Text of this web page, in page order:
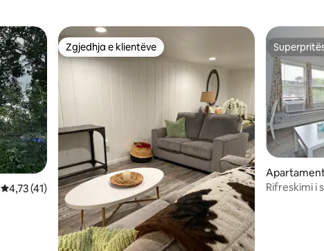
Vlerësimi mesatar 4,73 nga 5, 41 vlerësime
4,73 (41)
Zgjedhja e klientëve
Zgjedhja e klientëve
Rifreskimi i